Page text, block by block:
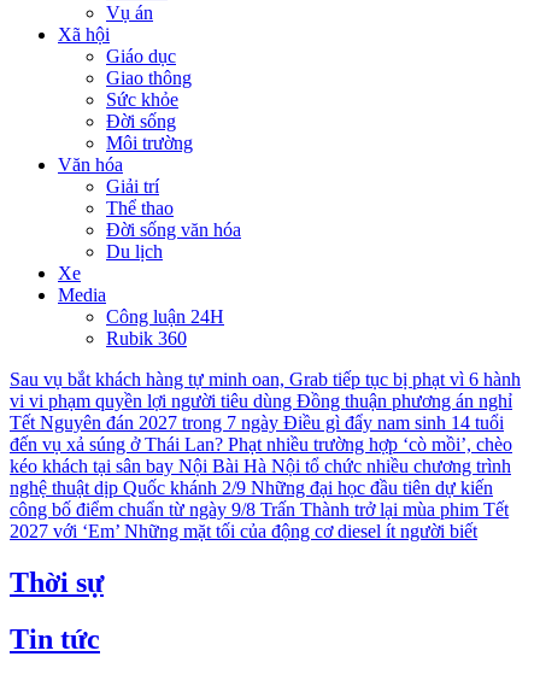
Vụ án
Xã hội
Giáo dục
Giao thông
Sức khỏe
Đời sống
Môi trường
Văn hóa
Giải trí
Thể thao
Đời sống văn hóa
Du lịch
Xe
Media
Công luận 24H
Rubik 360
Sau vụ bắt khách hàng tự minh oan, Grab tiếp tục bị phạt vì 6 hành
vi vi phạm quyền lợi người tiêu dùng Đồng thuận phương án nghỉ
Tết Nguyên đán 2027 trong 7 ngày Điều gì đẩy nam sinh 14 tuổi
đến vụ xả súng ở Thái Lan? Phạt nhiều trường hợp ‘cò mồi’, chèo
kéo khách tại sân bay Nội Bài Hà Nội tổ chức nhiều chương trình
nghệ thuật dịp Quốc khánh 2/9 Những đại học đầu tiên dự kiến
công bố điểm chuẩn từ ngày 9/8 Trấn Thành trở lại mùa phim Tết
2027 với ‘Em’ Những mặt tối của động cơ diesel ít người biết
Thời sự
Tin tức